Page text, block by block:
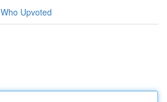
Who Upvoted